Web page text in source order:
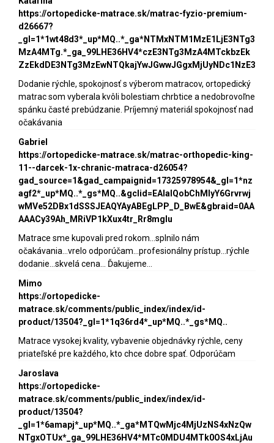
https://ortopedicke-matrace.sk/matrac-fyzio-premium-
d26667?
_gl=1*1wt48d3*_up*MQ..*_ga*NTMxNTM1MzE1LjE3NTg3
MzA4MTg.*_ga_99LHE36HV4*czE3NTg3MzA4MTckbzEk
ZzEkdDE3NTg3MzEwNTQkajYwJGwwJGgxMjUyNDc1NzE3
Dodanie rýchle, spokojnosť s výberom matracov, ortopedický
matrac som vyberala kvôli bolestiam chrbtice a nedobrovoľne
spánku časté prebúdzanie. Príjemný materiál spokojnosť nad
očakávania
Gabriel
https://ortopedicke-matrace.sk/matrac-orthopedic-king-
11--darcek-1x-chranic-matraca-d26054?
gad_source=1&gad_campaignid=17325978954&_gl=1*nz
agf2*_up*MQ..*_gs*MQ..&gclid=EAIaIQobChMIyY6Grvrwj
wMVe52DBx1dSSSJEAQYAyABEgLPP_D_BwE&gbraid=0AA
AAACy39Ah_MRiVP1kXux4tr_Rr8mgIu
Matrace sme kupovali pred rokom...splnilo nám
očakávania...vrelo odporúčam...profesionálny prístup...rýchle
dodanie...skvelá cena... Ďakujeme...
Mimo
https://ortopedicke-
matrace.sk/comments/public_index/index/id-
product/13504?_gl=1*1q36rd4*_up*MQ..*_gs*MQ..
Matrace vysokej kvality, vybavenie objednávky rýchle, ceny
priateľské pre každého, kto chce dobre spať. Odporúčam
Jaroslava
https://ortopedicke-
matrace.sk/comments/public_index/index/id-
product/13504?
_gl=1*6amapj*_up*MQ..*_ga*MTQwMjc4MjUzNS4xNzQw
NTgxOTUx*_ga_99LHE36HV4*MTc0MDU4MTk0OS4xLjAu